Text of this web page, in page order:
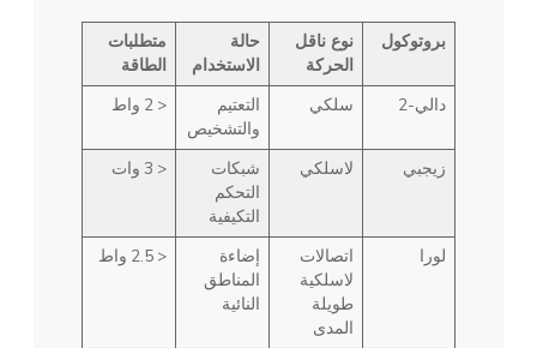
بروتوكول
نوع ناقل
الحركة
حالة
الاستخدام
متطلبات
الطاقة
دالي-2
سلكي
التعتيم
والتشخيص
< 2 واط
زيجبي لاسلكي
شبكات
التحكم
التكيفية
< 3 وات
لورا
اتصالات
لاسلكية
طويلة
المدى
إضاءة
المناطق
النائية
< 2.5 واط